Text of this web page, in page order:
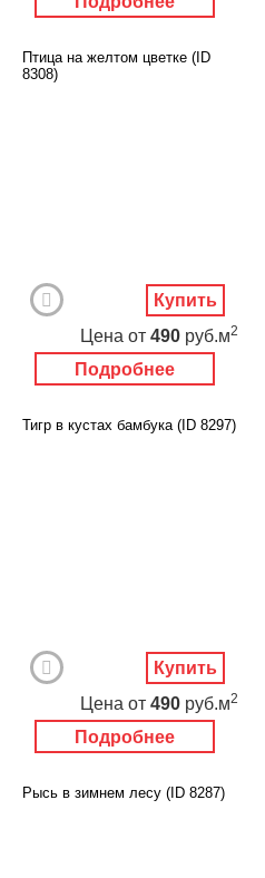
Птица на желтом цветке (ID
8308)
Подробнее
Цена от 490 руб.м2
Купить
Тигр в кустах бамбука (ID 8297)
Подробнее
Цена от 490 руб.м2
Купить
Рысь в зимнем лесу (ID 8287)